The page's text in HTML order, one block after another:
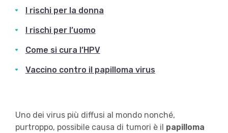
I rischi per la donna
I rischi per l’uomo
Come si cura l’HPV
Vaccino contro il papilloma virus
Uno dei virus più diffusi al mondo nonché,
purtroppo, possibile causa di tumori è il papilloma